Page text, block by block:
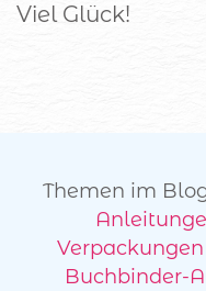
Viel Glück!
Themen im
Buchbinder-